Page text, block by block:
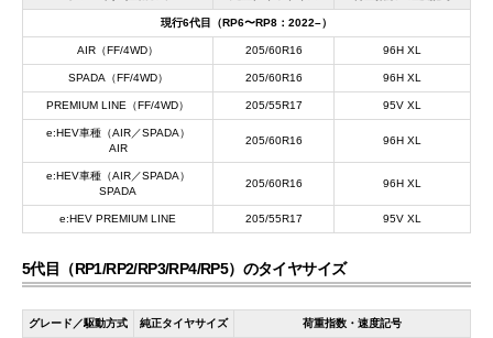
現行6代目（RP6〜RP8：2022–）
AIR（FF/4WD） 205/60R16 96H XL
SPADA（FF/4WD） 205/60R16 96H XL
PREMIUM LINE（FF/4WD） 205/55R17 95V XL
e:HEV車種（AIR／SPADA）
AIR
205/60R16 96H XL
e:HEV車種（AIR／SPADA）
SPADA
205/60R16 96H XL
e:HEV PREMIUM LINE 205/55R17 95V XL
5代目（RP1/RP2/RP3/RP4/RP5）のタイヤサイズ
グレード／駆動方式 純正タイヤサイズ 荷重指数・速度記号